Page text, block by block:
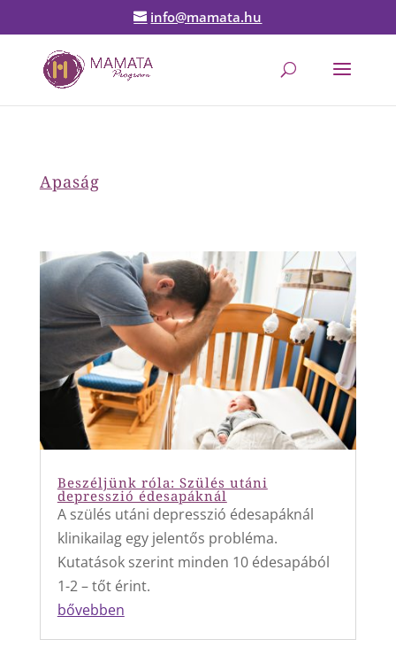
info@mamata.hu
Apaság
Beszéljünk róla: Szülés utáni
depresszió édesapáknál
A szülés utáni depresszió édesapáknál
klinikailag egy jelentős probléma.
Kutatások szerint minden 10 édesapából
1-2 – tőt érint.
bővebben